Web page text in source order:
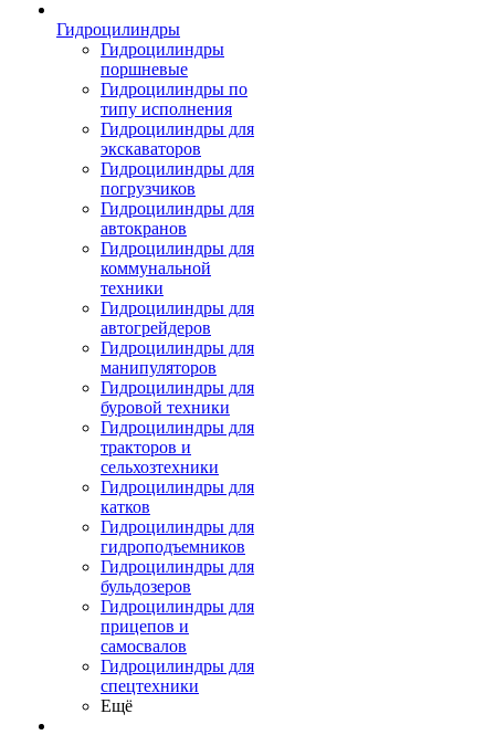
Гидроцилиндры
Гидроцилиндры
поршневые
Гидроцилиндры по
типу исполнения
Гидроцилиндры для
экскаваторов
Гидроцилиндры для
погрузчиков
Гидроцилиндры для
автокранов
Гидроцилиндры для
коммунальной
техники
Гидроцилиндры для
автогрейдеров
Гидроцилиндры для
манипуляторов
Гидроцилиндры для
буровой техники
Гидроцилиндры для
тракторов и
сельхозтехники
Гидроцилиндры для
катков
Гидроцилиндры для
гидроподъемников
Гидроцилиндры для
бульдозеров
Гидроцилиндры для
прицепов и
самосвалов
Гидроцилиндры для
спецтехники
Ещё